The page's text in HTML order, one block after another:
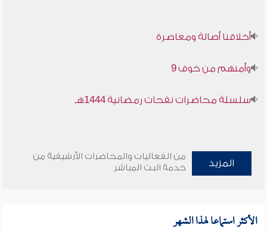
أخلاقنا أصالة ومعاصرة
وأمنهم من خوف 9
سلسلة محاضرات نفحات رمضانية 1444هـ
المزيد
من الفعاليات والمحاضرات الأرشيفية من
خدمة البث المباشر
الأكثر استماعا لهذا الشهر